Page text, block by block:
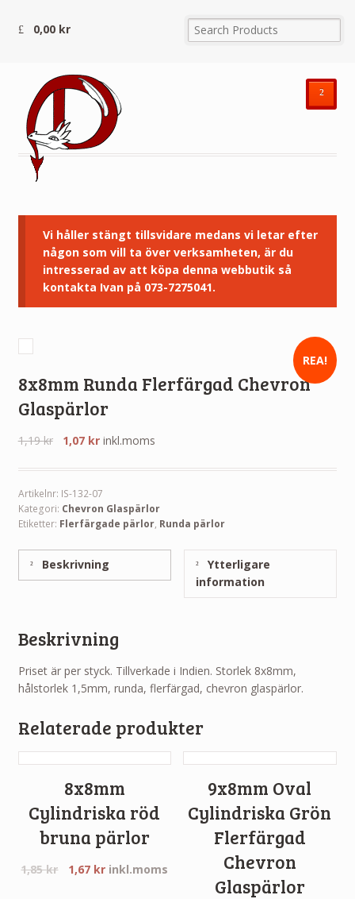
0,00 kr
²
Vi håller stängt tillsvidare medans vi letar efter
någon som vill ta över verksamheten, är du
intresserad av att köpa denna webbutik så
kontakta Ivan på 073-7275041.
REA!
8x8mm Runda Flerfärgad Chevron
Glaspärlor
1,19kr 1,07 kr inkl.moms
Artikelnr: IS-132-07
Kategori: Chevron Glaspärlor
Etiketter: Flerfärgade pärlor, Runda pärlor
Beskrivning
Ytterligare
information
Beskrivning
Priset är per styck. Tillverkade i Indien. Storlek 8x8mm,
hålstorlek 1,5mm, runda, flerfärgad, chevron glaspärlor.
Relaterade produkter
8x8mm
Cylindriska röd
bruna pärlor
1,85kr 1,67 kr inkl.moms
9x8mm Oval
Cylindriska Grön
Flerfärgad
Chevron
Glaspärlor